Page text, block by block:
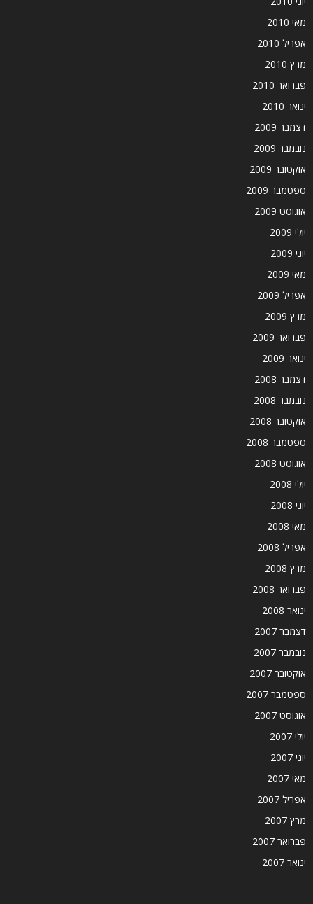
מאי 2010
אפריל 2010
מרץ 2010
פברואר 2010
ינואר 2010
דצמבר 2009
נובמבר 2009
אוקטובר 2009
ספטמבר 2009
אוגוסט 2009
יולי 2009
יוני 2009
מאי 2009
אפריל 2009
מרץ 2009
פברואר 2009
ינואר 2009
דצמבר 2008
נובמבר 2008
אוקטובר 2008
ספטמבר 2008
אוגוסט 2008
יולי 2008
יוני 2008
מאי 2008
אפריל 2008
מרץ 2008
פברואר 2008
ינואר 2008
דצמבר 2007
נובמבר 2007
אוקטובר 2007
ספטמבר 2007
אוגוסט 2007
יולי 2007
יוני 2007
מאי 2007
אפריל 2007
מרץ 2007
פברואר 2007
ינואר 2007